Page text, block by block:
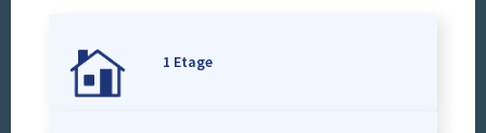
1 Etage